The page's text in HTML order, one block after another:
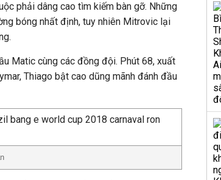
phải dâng cao tìm kiếm bàn gỡ. Những
bóng nhất định, tuy nhiên Mitrovic lại
Matic cùng các đồng đội. Phút 68, xuất
Thiago bật cao dũng mãnh đánh đầu